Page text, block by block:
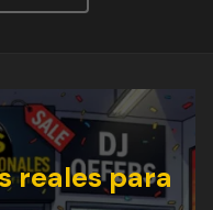
reales para